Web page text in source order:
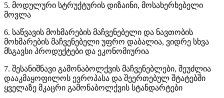
5. მოდულური სტრუქტურის დიზაინი, მოსახერხებელი
მოვლა
6. საწვავის მოხმარების მაჩვენებელი და ნავთობის
მოხმარების მაჩვენებელი უფრო დაბალია, ვიდრე სხვა
მსგავსი პროდუქტები და ეკონომიურია
7. შესანიშნავი გამონაბოლქვის მაჩვენებლები, შეუძლია
დააკმაყოფილოს ევროპასა და შეერთებულ შტატებში
ყველაზე მკაცრი გამონაბოლქვის სტანდარტები